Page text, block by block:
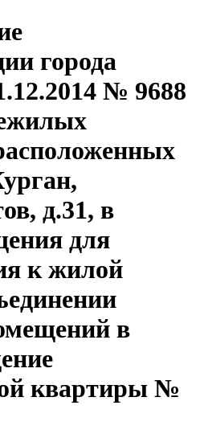
города
№ 9688
д.31, в
для
к жилой
в
квартиры №